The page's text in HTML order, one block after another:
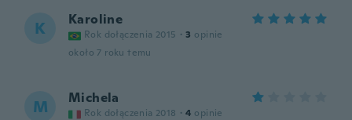
K Karoline
Rok dołączenia 2015 · 3 opinie
około 7 roku temu
M Michela
Rok dołączenia 2018 · 4 opinie